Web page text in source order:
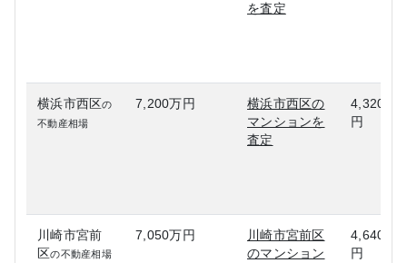
を査定
横浜市西区の
不動産相場
7,200万円
横浜市西区の
マンションを
査定
4,320万
円
川崎市宮前
区の不動産相場
7,050万円
川崎市宮前区
のマンション
4,640万
円